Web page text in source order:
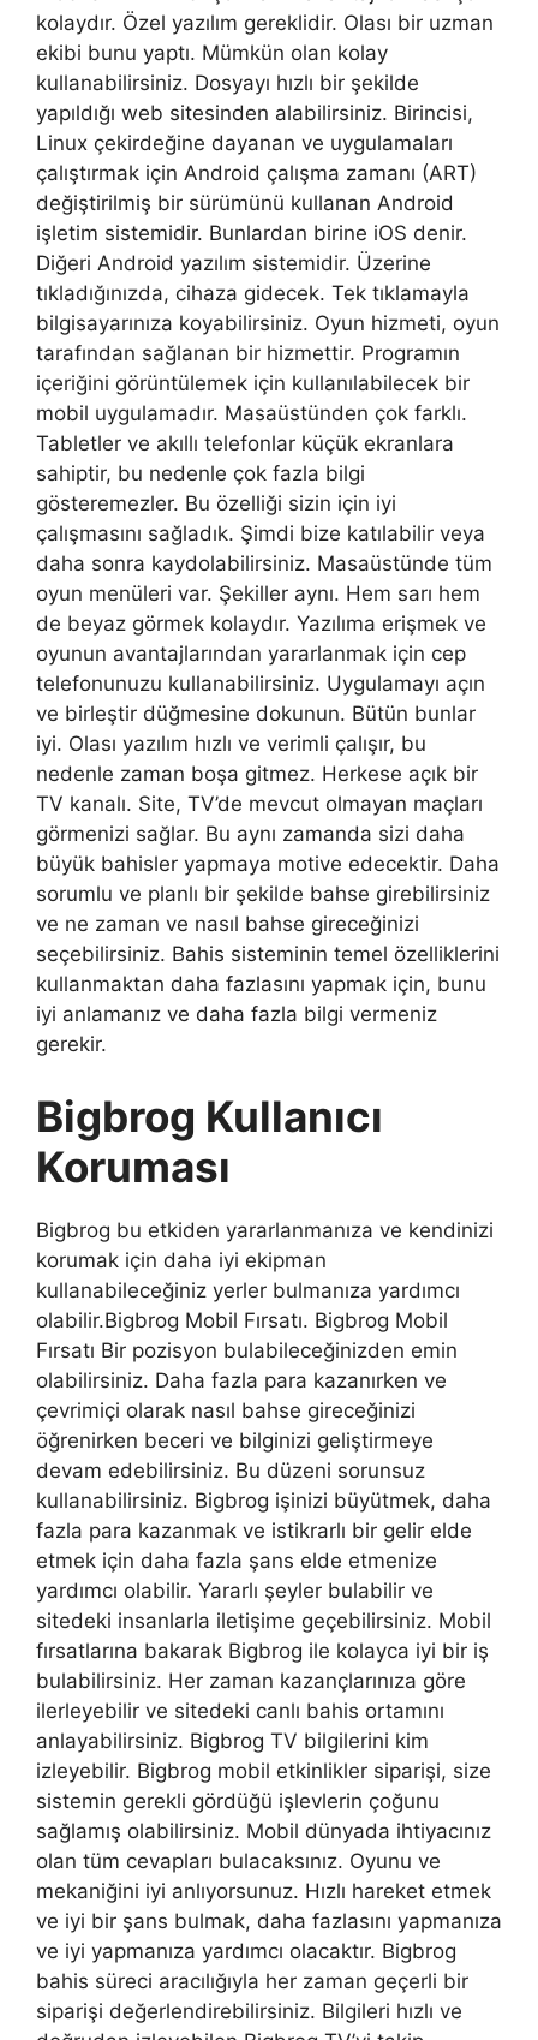
kolaydır. Özel yazılım gereklidir. Olası bir uzman
ekibi bunu yaptı. Mümkün olan kolay
kullanabilirsiniz. Dosyayı hızlı bir şekilde
yapıldığı web sitesinden alabilirsiniz. Birincisi,
Linux çekirdeğine dayanan ve uygulamaları
çalıştırmak için Android çalışma zamanı (ART)
değiştirilmiş bir sürümünü kullanan Android
işletim sistemidir. Bunlardan birine iOS denir.
Diğeri Android yazılım sistemidir. Üzerine
tıkladığınızda, cihaza gidecek. Tek tıklamayla
bilgisayarınıza koyabilirsiniz. Oyun hizmeti, oyun
tarafından sağlanan bir hizmettir. Programın
içeriğini görüntülemek için kullanılabilecek bir
mobil uygulamadır. Masaüstünden çok farklı.
Tabletler ve akıllı telefonlar küçük ekranlara
sahiptir, bu nedenle çok fazla bilgi
gösteremezler. Bu özelliği sizin için iyi
çalışmasını sağladık. Şimdi bize katılabilir veya
daha sonra kaydolabilirsiniz. Masaüstünde tüm
oyun menüleri var. Şekiller aynı. Hem sarı hem
de beyaz görmek kolaydır. Yazılıma erişmek ve
oyunun avantajlarından yararlanmak için cep
telefonunuzu kullanabilirsiniz. Uygulamayı açın
ve birleştir düğmesine dokunun. Bütün bunlar
iyi. Olası yazılım hızlı ve verimli çalışır, bu
nedenle zaman boşa gitmez. Herkese açık bir
TV kanalı. Site, TV’de mevcut olmayan maçları
görmenizi sağlar. Bu aynı zamanda sizi daha
büyük bahisler yapmaya motive edecektir. Daha
sorumlu ve planlı bir şekilde bahse girebilirsiniz
ve ne zaman ve nasıl bahse gireceğinizi
seçebilirsiniz. Bahis sisteminin temel özelliklerini
kullanmaktan daha fazlasını yapmak için, bunu
iyi anlamanız ve daha fazla bilgi vermeniz
gerekir.
Bigbrog Kullanıcı
Koruması
Bigbrog bu etkiden yararlanmanıza ve kendinizi
korumak için daha iyi ekipman
kullanabileceğiniz yerler bulmanıza yardımcı
olabilir.Bigbrog Mobil Fırsatı. Bigbrog Mobil
Fırsatı Bir pozisyon bulabileceğinizden emin
olabilirsiniz. Daha fazla para kazanırken ve
çevrimiçi olarak nasıl bahse gireceğinizi
öğrenirken beceri ve bilginizi geliştirmeye
devam edebilirsiniz. Bu düzeni sorunsuz
kullanabilirsiniz. Bigbrog işinizi büyütmek, daha
fazla para kazanmak ve istikrarlı bir gelir elde
etmek için daha fazla şans elde etmenize
yardımcı olabilir. Yararlı şeyler bulabilir ve
sitedeki insanlarla iletişime geçebilirsiniz. Mobil
fırsatlarına bakarak Bigbrog ile kolayca iyi bir iş
bulabilirsiniz. Her zaman kazançlarınıza göre
ilerleyebilir ve sitedeki canlı bahis ortamını
anlayabilirsiniz. Bigbrog TV bilgilerini kim
izleyebilir. Bigbrog mobil etkinlikler siparişi, size
sistemin gerekli gördüğü işlevlerin çoğunu
sağlamış olabilirsiniz. Mobil dünyada ihtiyacınız
olan tüm cevapları bulacaksınız. Oyunu ve
mekaniğini iyi anlıyorsunuz. Hızlı hareket etmek
ve iyi bir şans bulmak, daha fazlasını yapmanıza
ve iyi yapmanıza yardımcı olacaktır. Bigbrog
bahis süreci aracılığıyla her zaman geçerli bir
siparişi değerlendirebilirsiniz. Bilgileri hızlı ve